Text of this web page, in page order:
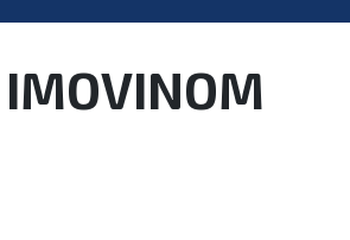
IMOVINOM